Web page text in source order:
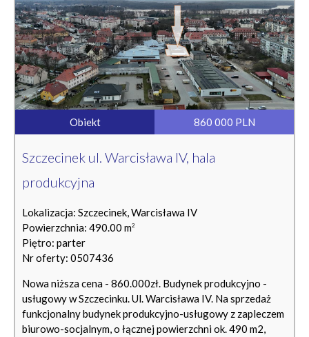
Obiekt 860 000 PLN
Szczecinek ul. Warcisława IV, hala
produkcyjna
Lokalizacja: Szczecinek, Warcisława IV
Powierzchnia: 490.00 m2
Piętro: parter
Nr oferty: 0507436
Nowa niższa cena - 860.000zł. Budynek produkcyjno -
usługowy w Szczecinku. Ul. Warcisława IV. Na sprzedaż
funkcjonalny budynek produkcyjno-usługowy z zapleczem
biurowo-socjalnym, o łącznej powierzchni ok. 490 m2,